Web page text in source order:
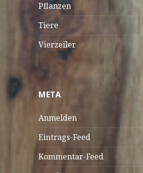
Pflanzen
Tiere
Vierzeiler
META
Anmelden
Eintrags-Feed
Kommentar-Feed